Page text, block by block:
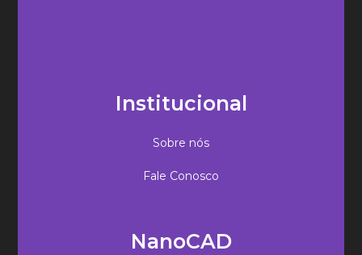
Institucional
Sobre nós
Fale Conosco
NanoCAD